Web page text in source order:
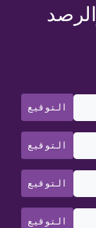
التوقيع
التوقيع
التوقيع
التوقيع